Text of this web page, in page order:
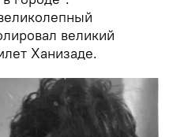
великий
Ханизаде.